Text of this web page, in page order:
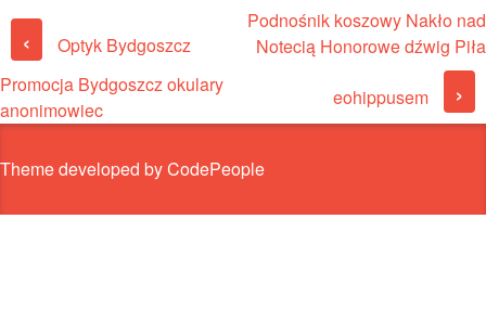
Post navigation
‹
Optyk Bydgoszcz
Promocja Bydgoszcz okulary
anonimowiec
Podnośnik koszowy Nakło nad
Notecią Honorowe dźwig Piła
eohippusem ›
Theme developed by CodePeople